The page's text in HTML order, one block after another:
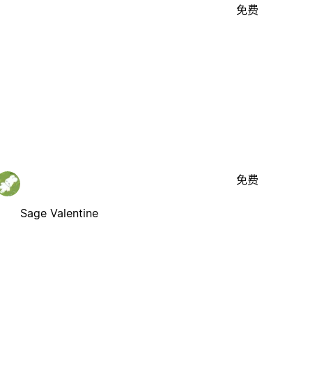
免费
Sage Valentine
免费